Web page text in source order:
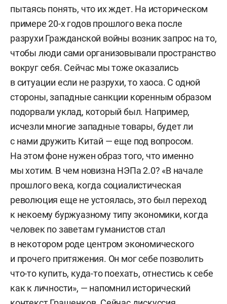
пытаясь понять, что их ждет. На историческом
примере 20-х годов прошлого века после
разрухи Гражданской войны возник запрос на то,
чтобы люди сами организовывали пространство
вокруг себя. Сейчас мы тоже оказались
в ситуации если не разрухи, то хаоса. С одной
стороны, западные санкции коренным образом
подорвали уклад, который был. Например,
исчезли многие западные товары, будет ли
с нами дружить Китай — еще под вопросом.
На этом фоне нужен образ того, что именно
мы хотим. В чем новизна НЭПа 2.0? «В начале
прошлого века, когда социалистическая
революция еще не устоялась, это был переход
к некоему буржуазному типу экономики, когда
человек по заветам гуманистов стал
в некотором роде центром экономического
и прочего притяжения. Он мог себе позволить
что-то купить, куда-то поехать, отнестись к себе
как к личности», — напомнил исторический